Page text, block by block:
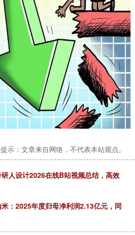
示：文章来自网络，不代表本站观点。
人设计2026在线B站视频总结，高效
：2025年度归母净利润2.13亿元，同